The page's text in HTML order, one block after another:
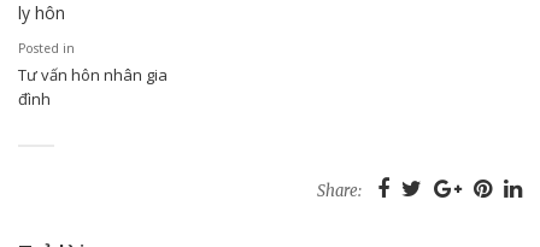
ly hôn
Posted in
Tư vấn hôn nhân gia
đình
Share: